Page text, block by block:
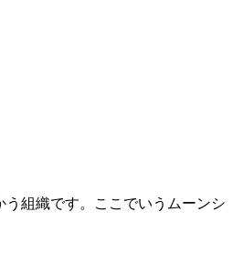
組織です。ここでいうムーンシ